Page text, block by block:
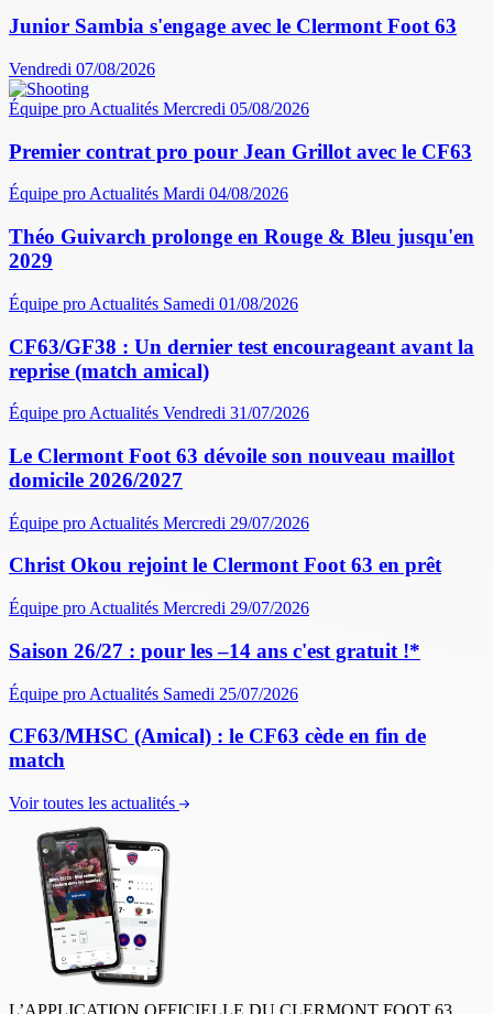
Junior Sambia s'engage avec le Clermont Foot 63
Vendredi 07/08/2026
Équipe pro Actualités Mercredi 05/08/2026
Premier contrat pro pour Jean Grillot avec le CF63
Équipe pro Actualités Mardi 04/08/2026
Théo Guivarch prolonge en Rouge & Bleu jusqu'en
2029
Équipe pro Actualités Samedi 01/08/2026
CF63/GF38 : Un dernier test encourageant avant la
reprise (match amical)
Équipe pro Actualités Vendredi 31/07/2026
Le Clermont Foot 63 dévoile son nouveau maillot
domicile 2026/2027
Équipe pro Actualités Mercredi 29/07/2026
Christ Okou rejoint le Clermont Foot 63 en prêt
Équipe pro Actualités Mercredi 29/07/2026
Saison 26/27 : pour les –14 ans c'est gratuit !*
Équipe pro Actualités Samedi 25/07/2026
CF63/MHSC (Amical) : le CF63 cède en fin de
match
Voir toutes les actualités
L’APPLICATION OFFICIELLE DU CLERMONT FOOT 63